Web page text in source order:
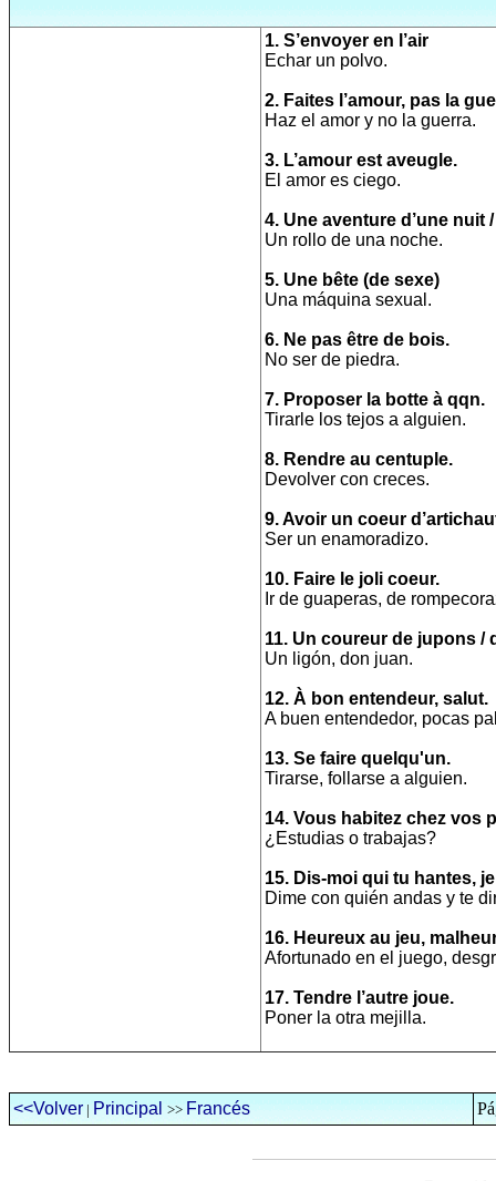
1. S’envoyer en l’air
Echar un polvo.
2. Faites l’amour, pas la
Haz el amor y no la guerra.
3. L’amour est aveugle.
El amor es ciego.
4. Une aventure d’une nuit
Un rollo de una noche.
5. Une bête (de sexe)
Una máquina sexual.
6. Ne pas être de bois.
No ser de piedra.
7. Proposer la botte à qqn.
Tirarle los tejos a alguien.
8. Rendre au centuple.
Devolver con creces.
9. Avoir un coeur
Ser un enamoradizo.
10. Faire le joli coeur.
Ir de guaperas, de
11. Un coureur de jupons /
Un ligón, don juan.
12. À bon entendeur, salut.
A buen entendedor, pocas
13. Se faire quelqu'un.
Tirarse, follarse a alguien.
14. Vous habitez chez vos
¿Estudias o trabajas?
15. Dis-moi qui tu hantes,
Dime con quién andas y te
16. Heureux au jeu,
Afortunado en el juego,
17. Tendre l’autre joue.
Poner la otra mejilla.
<<Volver | Principal >> Francés